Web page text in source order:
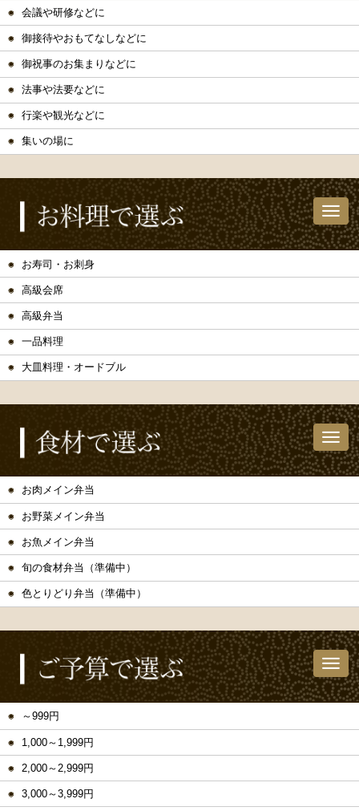
会議や研修などに
御接待やおもてなしなどに
御祝事のお集まりなどに
法事や法要などに
行楽や観光などに
集いの場に
お寿司・お刺身
高級会席
高級弁当
一品料理
大皿料理・オードブル
お肉メイン弁当
お野菜メイン弁当
お魚メイン弁当
旬の食材弁当（準備中）
色とりどり弁当（準備中）
～999円
1,000～1,999円
2,000～2,999円
3,000～3,999円